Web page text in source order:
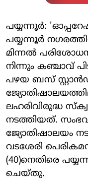
പയ്യന്നൂർ:
പയ്യന്നൂർ
മിന്നൽ
നിന്നും കഞ്ചാവ്
പഴയ ബസ്
ലഹരിവിരുദ്ധ
നടത്തിയത്.
ജ്യോതിഷാലയം
വടശേരി പെരികമന
(40)നെതിരെ
ചെയ്തു.